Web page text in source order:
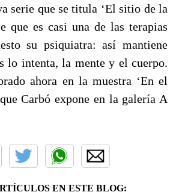
serie que se titula ‘El sitio de la
que es casi una de las terapias
su psiquiatra: así mantiene
lo intenta, la mente y el cuerpo.
ahora en la muestra ‘En el
Carbó expone en la galería A
EN ESTE BLOG: